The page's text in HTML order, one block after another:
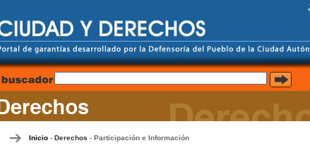
Inicio- Derechos - Participación e Información